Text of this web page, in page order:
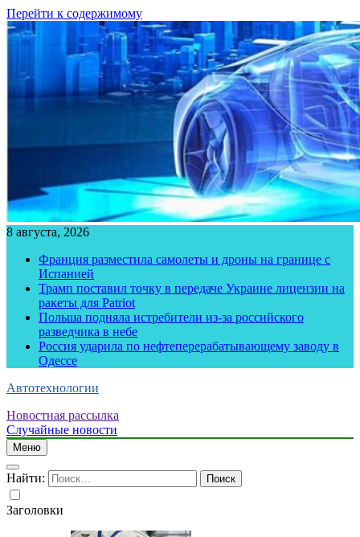
Перейти к содержимому
8 августа, 2026
Франция разместила самолеты и дроны на границе с
Испанией
Трамп поставил точку в передаче Украине лицензии на
ракеты для Patriot
Польша подняла истребители из-за российского
разведчика в небе
Россия ударила по нефтеперерабатывающему заводу в
Одессе
Автотехнологии
Новостная рассылка
Случайные новости
Меню
Найти:
Заголовки